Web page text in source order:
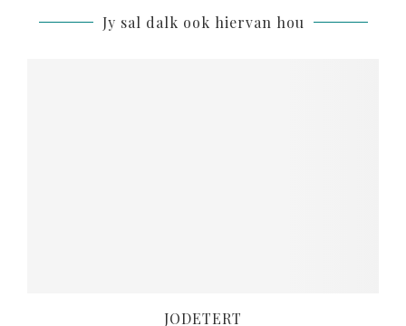
Jy sal dalk ook hiervan hou
JODETERT